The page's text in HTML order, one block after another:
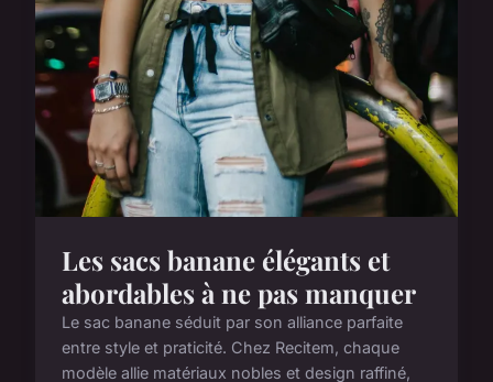
Les sacs banane élégants et
abordables à ne pas manquer
Le sac banane séduit par son alliance parfaite
entre style et praticité. Chez Recitem, chaque
modèle allie matériaux nobles et design raffiné,